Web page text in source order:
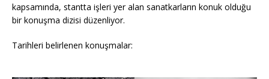
kapsamında, stantta işleri yer alan sanatkarların konuk olduğu
bir konuşma dizisi düzenliyor.
Tarihleri belirlenen konuşmalar: